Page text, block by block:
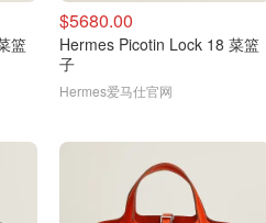
篮
$5680.00
Hermes Picotin Lock 18 菜篮
子
Hermes爱马仕官网